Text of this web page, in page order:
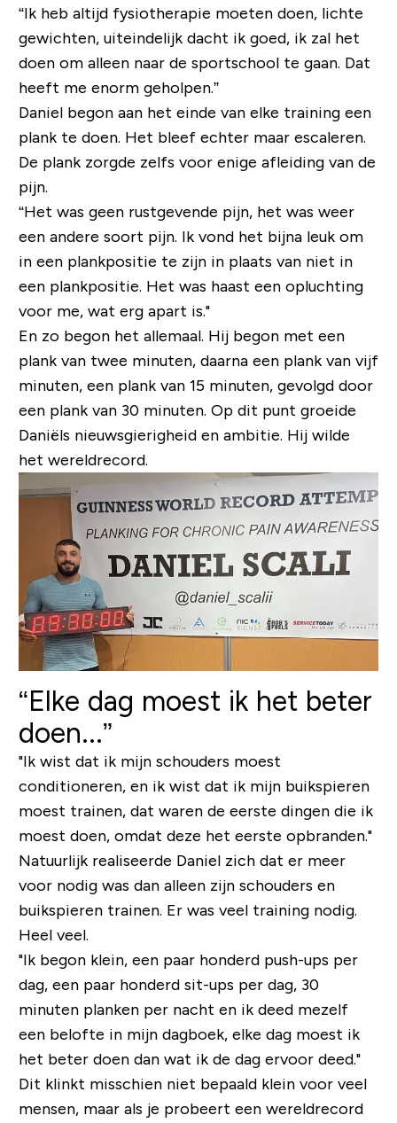
“Ik heb altijd fysiotherapie moeten doen, lichte
gewichten, uiteindelijk dacht ik goed, ik zal het
doen om alleen naar de sportschool te gaan. Dat
heeft me enorm geholpen.”
Daniel begon aan het einde van elke training een
plank te doen. Het bleef echter maar escaleren.
De plank zorgde zelfs voor enige afleiding van de
pijn.
“Het was geen rustgevende pijn, het was weer
een andere soort pijn. Ik vond het bijna leuk om
in een plankpositie te zijn in plaats van niet in
een plankpositie. Het was haast een opluchting
voor me, wat erg apart is."
En zo begon het allemaal. Hij begon met een
plank van twee minuten, daarna een plank van vijf
minuten, een plank van 15 minuten, gevolgd door
een plank van 30 minuten. Op dit punt groeide
Daniëls nieuwsgierigheid en ambitie. Hij wilde
het wereldrecord.
“Elke dag moest ik het beter
doen...”
"Ik wist dat ik mijn schouders moest
conditioneren, en ik wist dat ik mijn buikspieren
moest trainen, dat waren de eerste dingen die ik
moest doen, omdat deze het eerste opbranden."
Natuurlijk realiseerde Daniel zich dat er meer
voor nodig was dan alleen zijn schouders en
buikspieren trainen. Er was veel training nodig.
Heel veel.
"Ik begon klein, een paar honderd push-ups per
dag, een paar honderd sit-ups per dag, 30
minuten planken per nacht en ik deed mezelf
een belofte in mijn dagboek, elke dag moest ik
het beter doen dan wat ik de dag ervoor deed."
Dit klinkt misschien niet bepaald klein voor veel
mensen, maar als je probeert een wereldrecord